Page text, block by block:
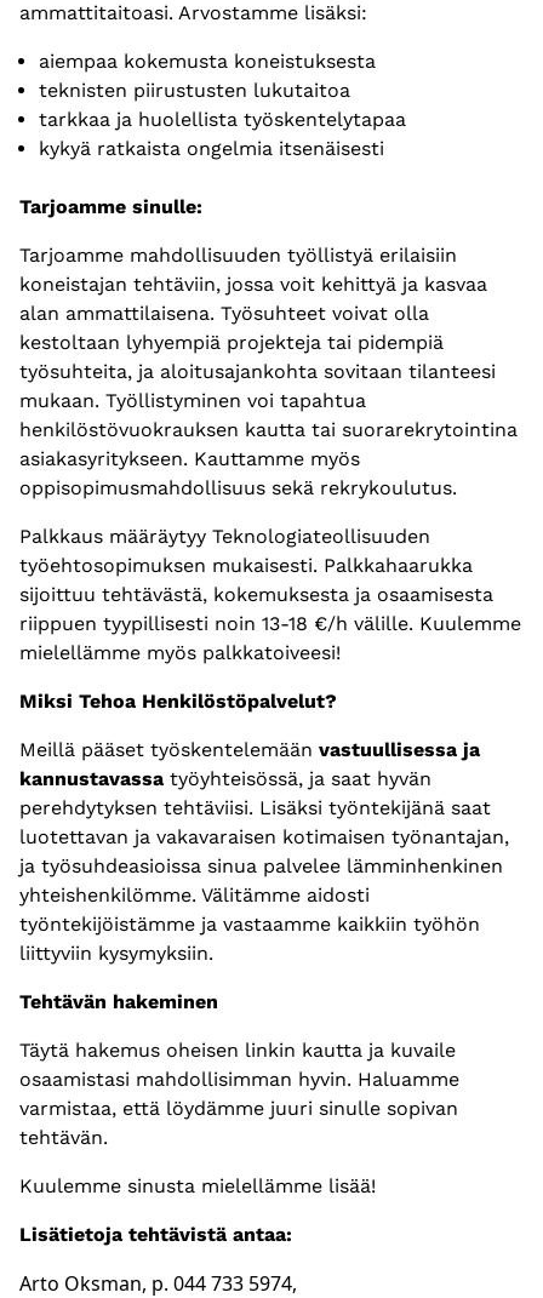
ammattitaitoasi. Arvostamme lisäksi:
aiempaa kokemusta koneistuksesta
teknisten piirustusten lukutaitoa
tarkkaa ja huolellista työskentelytapaa
kykyä ratkaista ongelmia itsenäisesti
Tarjoamme sinulle:
Tarjoamme mahdollisuuden työllistyä erilaisiin
koneistajan tehtäviin, jossa voit kehittyä ja kasvaa
alan ammattilaisena. Työsuhteet voivat olla
kestoltaan lyhyempiä projekteja tai pidempiä
työsuhteita, ja aloitusajankohta sovitaan tilanteesi
mukaan. Työllistyminen voi tapahtua
henkilöstövuokrauksen kautta tai suorarekrytointina
asiakasyritykseen. Kauttamme myös
oppisopimusmahdollisuus sekä rekrykoulutus.
Palkkaus määräytyy Teknologiateollisuuden
työehtosopimuksen mukaisesti. Palkkahaarukka
sijoittuu tehtävästä, kokemuksesta ja osaamisesta
riippuen tyypillisesti noin 13-18 €/h välille. Kuulemme
mielellämme myös palkkatoiveesi!
Miksi Tehoa Henkilöstöpalvelut?
Meillä pääset työskentelemään vastuullisessa ja
kannustavassa työyhteisössä, ja saat hyvän
perehdytyksen tehtäviisi. Lisäksi työntekijänä saat
luotettavan ja vakavaraisen kotimaisen työnantajan,
ja työsuhdeasioissa sinua palvelee lämminhenkinen
yhteishenkilömme. Välitämme aidosti
työntekijöistämme ja vastaamme kaikkiin työhön
liittyviin kysymyksiin.
Tehtävän hakeminen
Täytä hakemus oheisen linkin kautta ja kuvaile
osaamistasi mahdollisimman hyvin. Haluamme
varmistaa, että löydämme juuri sinulle sopivan
tehtävän.
Kuulemme sinusta mielellämme lisää!
Lisätietoja tehtävistä antaa:
Arto Oksman, p. 044 733 5974,